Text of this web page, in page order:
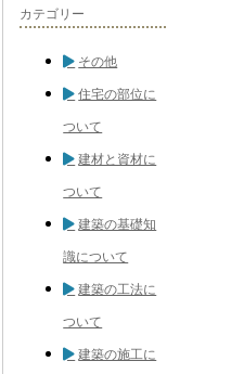
カテゴリー
その他
住宅の部位に
ついて
建材と資材に
ついて
建築の基礎知
識について
建築の工法に
ついて
建築の施工に